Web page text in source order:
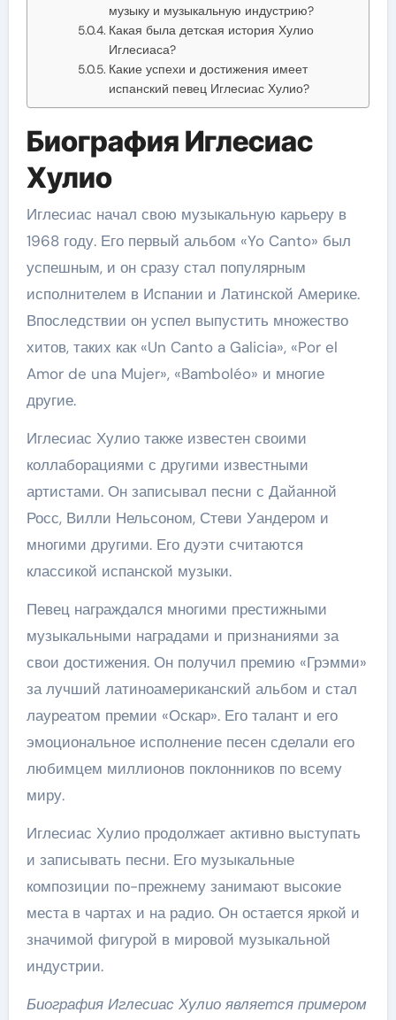
музыку и музыкальную индустрию?
Какая была детская история Хулио
Иглесиаса?
Какие успехи и достижения имеет
испанский певец Иглесиас Хулио?
Биография Иглесиас
Хулио
Иглесиас начал свою музыкальную карьеру в
1968 году. Его первый альбом «Yo Canto» был
успешным, и он сразу стал популярным
исполнителем в Испании и Латинской Америке.
Впоследствии он успел выпустить множество
хитов, таких как «Un Canto a Galicia», «Por el
Amor de una Mujer», «Bamboléo» и многие
другие.
Иглесиас Хулио также известен своими
коллаборациями с другими известными
артистами. Он записывал песни с Дайанной
Росс, Вилли Нельсоном, Стеви Уандером и
многими другими. Его дуэти считаются
классикой испанской музыки.
Певец награждался многими престижными
музыкальными наградами и признаниями за
свои достижения. Он получил премию «Грэмми»
за лучший латиноамериканский альбом и стал
лауреатом премии «Оскар». Его талант и его
эмоциональное исполнение песен сделали его
любимцем миллионов поклонников по всему
миру.
Иглесиас Хулио продолжает активно выступать
и записывать песни. Его музыкальные
композиции по-прежнему занимают высокие
места в чартах и на радио. Он остается яркой и
значимой фигурой в мировой музыкальной
индустрии.
Биография Иглесиас Хулио является примером